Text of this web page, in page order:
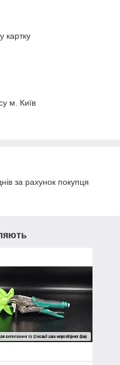
картку
м. Київ
за рахунок покупця